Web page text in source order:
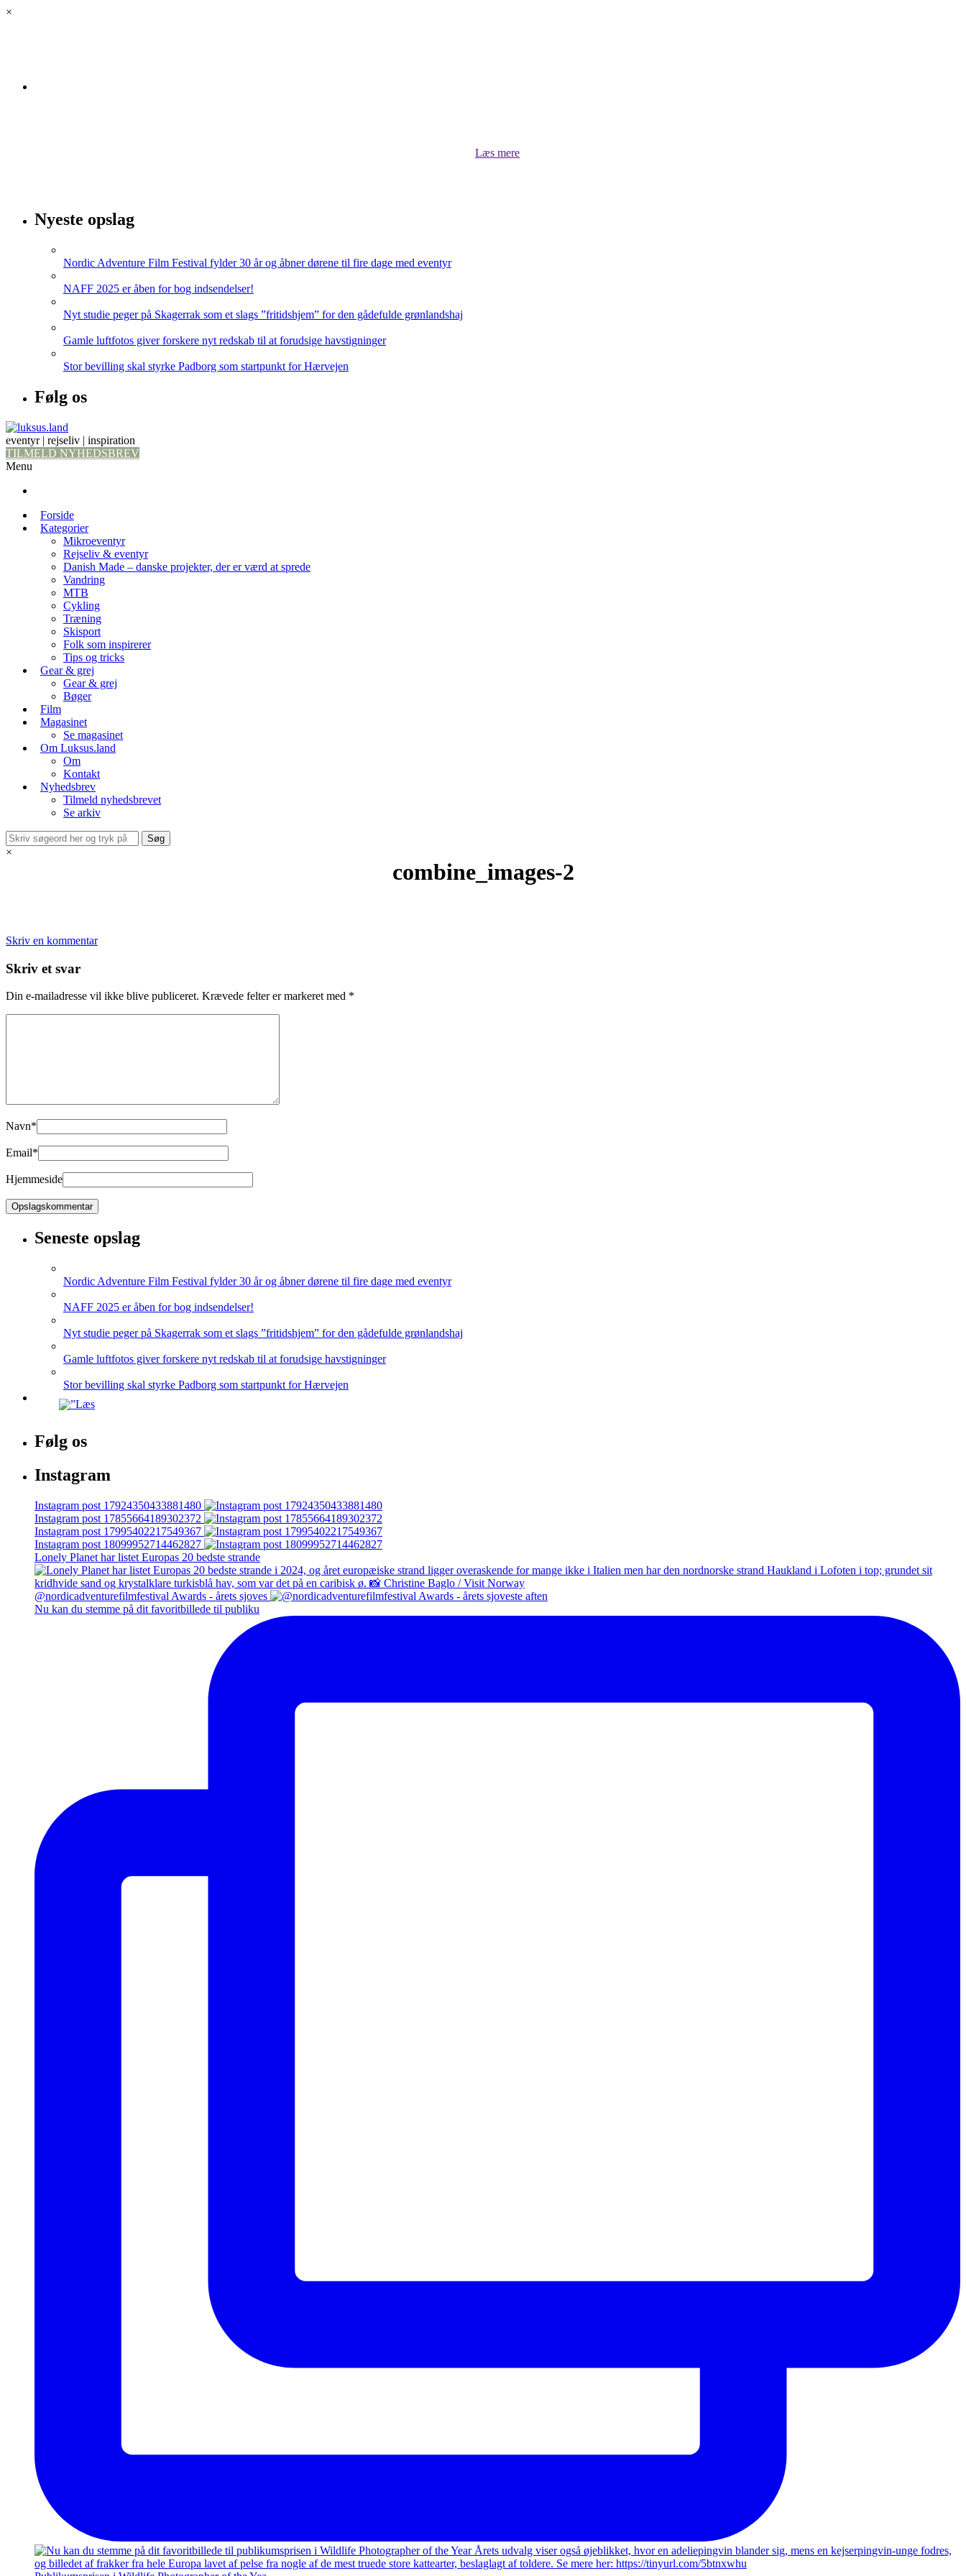
×
Læs mere
Nyeste opslag
Nordic Adventure Film Festival fylder 30 år og åbner dørene til fire dage med eventyr
NAFF 2025 er åben for bog indsendelser!
Nyt studie peger på Skagerrak som et slags ”fritidshjem” for den gådefulde grønlandshaj
Gamle luftfotos giver forskere nyt redskab til at forudsige havstigninger
Stor bevilling skal styrke Padborg som startpunkt for Hærvejen
Følg os
eventyr | rejseliv | inspiration
TILMELD NYHEDSBREV
Menu
Forside
Kategorier
Mikroeventyr
Rejseliv & eventyr
Danish Made – danske projekter, der er værd at sprede
Vandring
MTB
Cykling
Træning
Skisport
Folk som inspirerer
Tips og tricks
Gear & grej
Gear & grej
Bøger
Film
Magasinet
Se magasinet
Om Luksus.land
Om
Kontakt
Nyhedsbrev
Tilmeld nyhedsbrevet
Se arkiv
×
combine_images-2
Skriv en kommentar
Skriv et svar
Din e-mailadresse vil ikke blive publiceret. Krævede felter er markeret med *
Navn*
Email*
Hjemmeside
Seneste opslag
Nordic Adventure Film Festival fylder 30 år og åbner dørene til fire dage med eventyr
NAFF 2025 er åben for bog indsendelser!
Nyt studie peger på Skagerrak som et slags ”fritidshjem” for den gådefulde grønlandshaj
Gamle luftfotos giver forskere nyt redskab til at forudsige havstigninger
Stor bevilling skal styrke Padborg som startpunkt for Hærvejen
Følg os
Instagram
Instagram post 17924350433881480
Instagram post 17855664189302372
Instagram post 17995402217549367
Instagram post 18099952714462827
Lonely Planet har listet Europas 20 bedste strande
@nordicadventurefilmfestival Awards - årets sjoves
Nu kan du stemme på dit favoritbillede til publiku